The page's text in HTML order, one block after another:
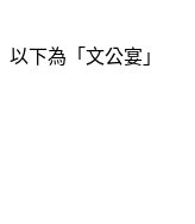
以下為「文公宴」